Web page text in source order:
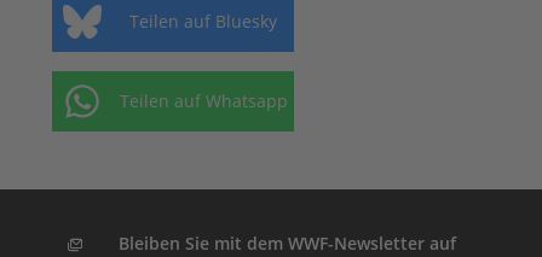
Teilen auf Bluesky
Teilen auf Whatsapp
Bleiben Sie mit dem WWF-Newsletter auf